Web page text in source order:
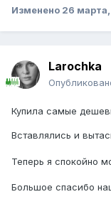
Изменено 26
Larochka
Купила самые
Вставлялись и
Теперь я спокойно
Большое спасибо